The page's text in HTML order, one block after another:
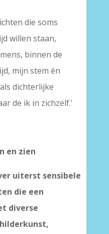
die soms
willen staan,
binnen de
mijn stem én
dichterlijke
de ik in zichzelf.’
en zien
uiterst sensibele
die een
diverse